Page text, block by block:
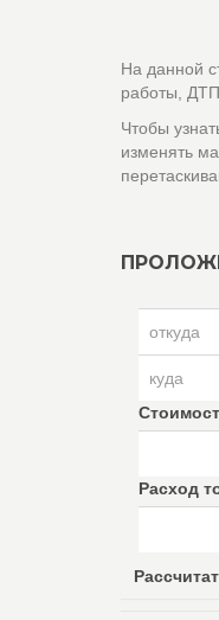
На данной
работы,
Чтобы
изменять
Расход